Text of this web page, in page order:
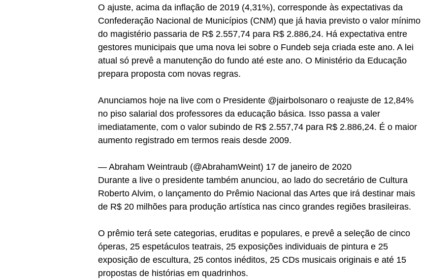
O ajuste, acima da inflação de 2019 (4,31%), corresponde às expectativas da
Confederação Nacional de Municípios (CNM) que já havia previsto o valor mínimo
do magistério passaria de R$ 2.557,74 para R$ 2.886,24. Há expectativa entre
gestores municipais que uma nova lei sobre o Fundeb seja criada este ano. A lei
atual só prevê a manutenção do fundo até este ano. O Ministério da Educação
prepara proposta com novas regras.
Anunciamos hoje na live com o Presidente @jairbolsonaro o reajuste de 12,84%
no piso salarial dos professores da educação básica. Isso passa a valer
imediatamente, com o valor subindo de R$ 2.557,74 para R$ 2.886,24. É o maior
aumento registrado em termos reais desde 2009.
— Abraham Weintraub (@AbrahamWeint) 17 de janeiro de 2020
Durante a live o presidente também anunciou, ao lado do secretário de Cultura
Roberto Alvim, o lançamento do Prêmio Nacional das Artes que irá destinar mais
de R$ 20 milhões para produção artística nas cinco grandes regiões brasileiras.
O prêmio terá sete categorias, eruditas e populares, e prevê a seleção de cinco
óperas, 25 espetáculos teatrais, 25 exposições individuais de pintura e 25
exposição de escultura, 25 contos inéditos, 25 CDs musicais originais e até 15
propostas de histórias em quadrinhos.